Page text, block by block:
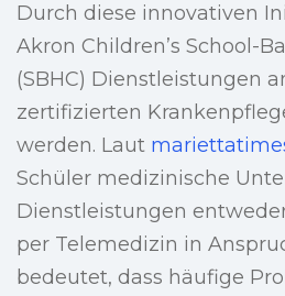
Durch diese innovativen
Akron Children’s School-
(SBHC) Dienstleistungen
zertifizierten
werden. Laut
Schüler medizinische
Dienstleistungen
per Telemedizin in
bedeutet, dass häufige